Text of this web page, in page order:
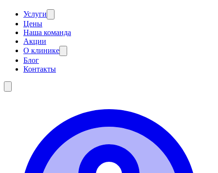
Услуги
Цены
Наша команда
Акции
О клинике
Блог
Контакты